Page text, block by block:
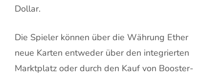
Dollar.
Die Spieler können über die Währung Ether
neue Karten entweder über den integrierten
Marktplatz oder durch den Kauf von Booster-